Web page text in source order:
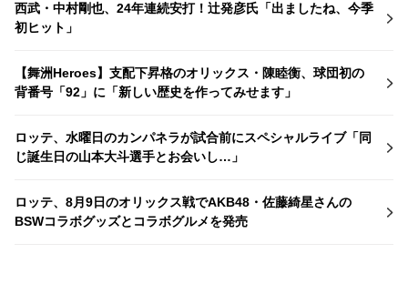
西武・中村剛也、24年連続安打！辻発彦氏「出ましたね、今季
初ヒット」
【舞洲Heroes】支配下昇格のオリックス・陳睦衡、球団初の
背番号「92」に「新しい歴史を作ってみせます」
ロッテ、水曜日のカンパネラが試合前にスペシャルライブ「同
じ誕生日の山本大斗選手とお会いし…」
ロッテ、8月9日のオリックス戦でAKB48・佐藤綺星さんの
BSWコラボグッズとコラボグルメを発売